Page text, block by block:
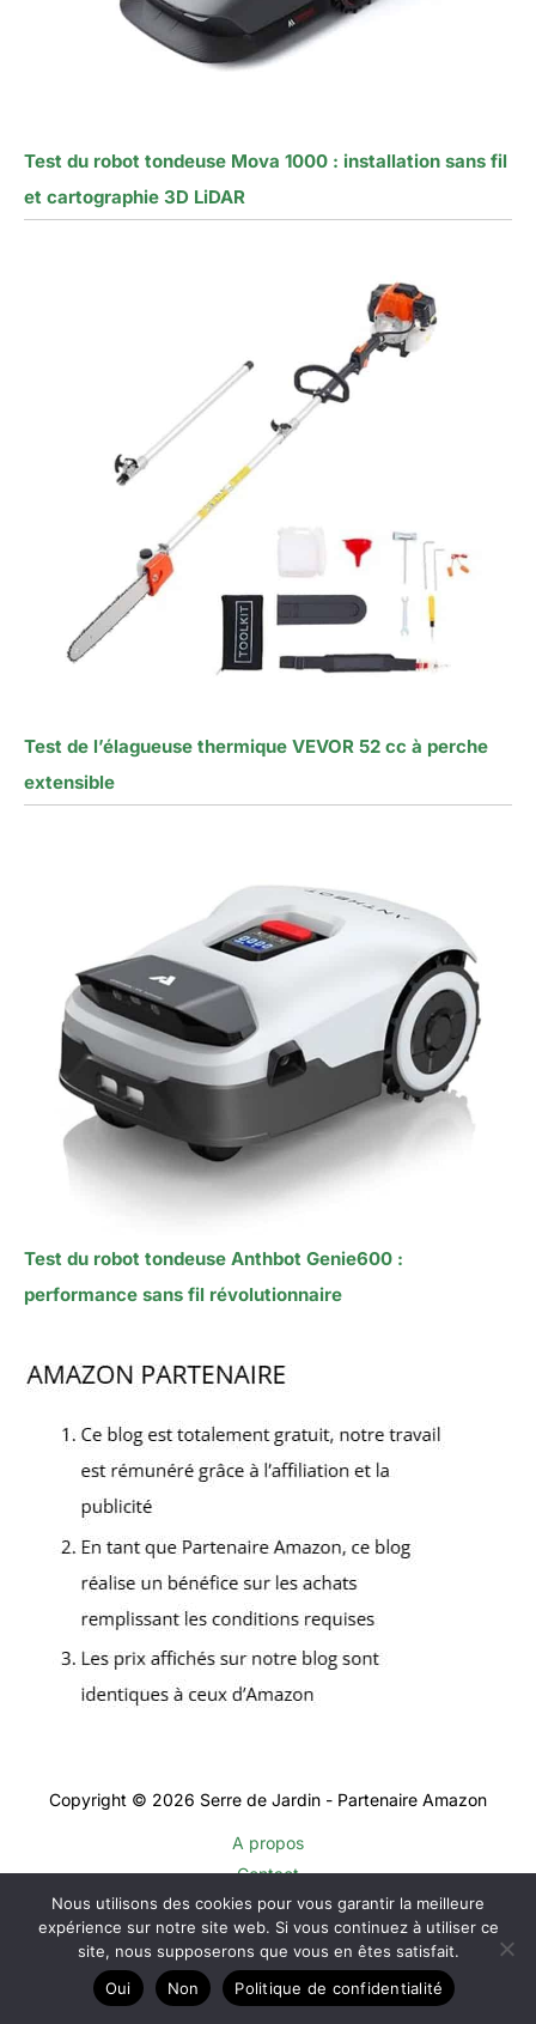
Test du robot tondeuse Mova 1000 : installation sans fil
et cartographie 3D LiDAR
Test de l’élagueuse thermique VEVOR 52 cc à perche
extensible
Test du robot tondeuse Anthbot Genie600 :
performance sans fil révolutionnaire
Copyright © 2026 Serre de Jardin - Partenaire Amazon
A propos
Contact
Plan du site
Mentions légales
Politique de confidentialité
Nous utilisons des cookies pour vous garantir la meilleure
expérience sur notre site web. Si vous continuez à utiliser ce
site, nous supposerons que vous en êtes satisfait.
Oui
Non Politique de confidentialité